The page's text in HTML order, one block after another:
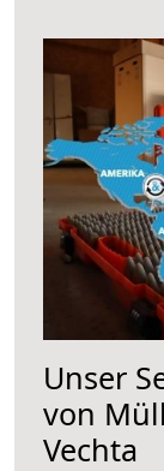
Unser
von
Vechta